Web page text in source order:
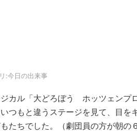
:今日の出来事
カル「大どろぼう ホッツェンプ
つもと違うステージを見て、目を
たちでした。（劇団員の方が朝の